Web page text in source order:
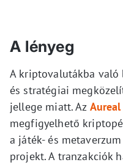
A lényeg
A kriptovalutákba való
és stratégiai
jellege miatt. Az
megfigyelhető
a játék- és
projekt. A tranzakciók